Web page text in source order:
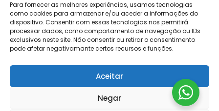
Para fornecer as melhores experiências, usamos tecnologias
como cookies para armazenar e/ou aceder a informações do
dispositivo. Consentir com essas tecnologias nos permitirá
processar dados, como comportamento de navegação ou IDs
exclusivos neste site. Não consentir ou retirar o consentimento
pode afetar negativamante certos recursos e funções.
Aceitar
Negar
Site by VC.
Pagamentos Seguros MB | MB WAY | Transferência Bancária | Payshop | Visa | Mastercard | Visa